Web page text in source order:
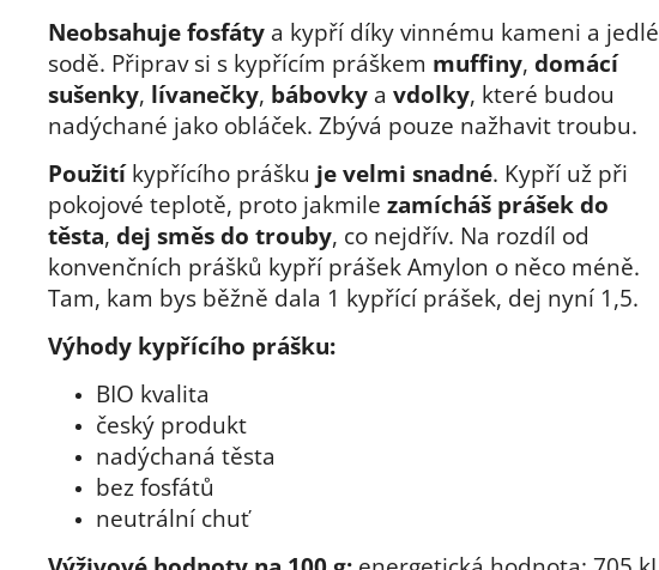
Neobsahuje fosfáty a kypří díky vinnému kameni a jedlé
sodě. Připrav si s kypřícím práškem muffiny, domácí
sušenky, lívanečky, bábovky a vdolky, které budou
nadýchané jako obláček. Zbývá pouze nažhavit troubu.
Použitíkypřícího prášku je velmi snadné. Kypří už při
pokojové teplotě, proto jakmile zamícháš prášek do
těsta, dej směs do trouby, co nejdřív. Na rozdíl od
konvenčních prášků kypří prášek Amylon o něco méně.
Tam, kam bys běžně dala 1 kypřící prášek, dej nyní 1,5.
Výhody kypřícího prášku:
BIO kvalita
český produkt
nadýchaná těsta
bez fosfátů
neutrální chuť